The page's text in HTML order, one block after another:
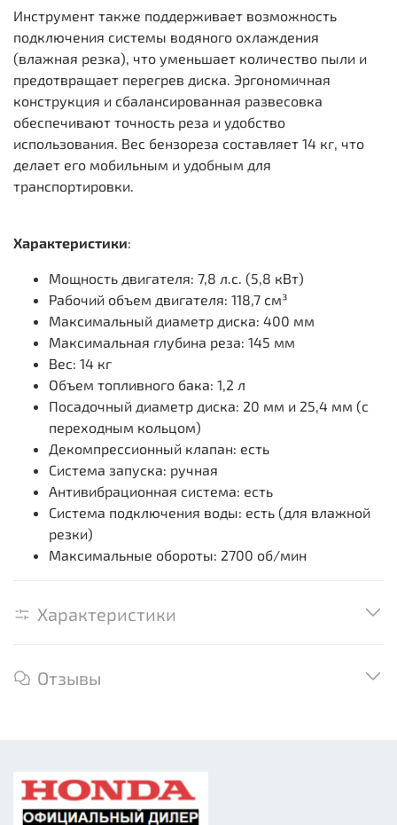
Инструмент также поддерживает возможность
подключения системы водяного охлаждения
(влажная резка), что уменьшает количество пыли и
предотвращает перегрев диска. Эргономичная
конструкция и сбалансированная развесовка
обеспечивают точность реза и удобство
использования. Вес бензореза составляет 14 кг, что
делает его мобильным и удобным для
транспортировки.
Характеристики:
Мощность двигателя: 7,8 л.с. (5,8 кВт)
Рабочий объем двигателя: 118,7 см³
Максимальный диаметр диска: 400 мм
Максимальная глубина реза: 145 мм
Вес: 14 кг
Объем топливного бака: 1,2 л
Посадочный диаметр диска: 20 мм и 25,4 мм (с
переходным кольцом)
Декомпрессионный клапан: есть
Система запуска: ручная
Антивибрационная система: есть
Система подключения воды: есть (для влажной
резки)
Максимальные обороты: 2700 об/мин
Характеристики
Отзывы